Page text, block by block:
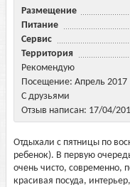
Размещение
Питание
Сервис
Территория
Рекомендую
Посещение: Апрель 2017
С друзьями
Отзыв написан: 17/04/
Отдыхали с пятницы по
ребенок). В первую
очень чисто, современно,
красивая посуда,